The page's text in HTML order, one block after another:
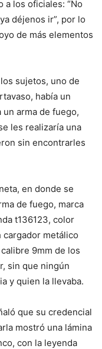
a los oficiales: “No
déjenos ir”, por lo
de más elementos
sujetos, uno de
había un
arma de fuego,
les realizaría una
sin encontrarles
en donde se
de fuego, marca
t136123, color
cargador metálico
9mm de los
sin que ningún
y quien la llevaba.
que su credencial
mostró una lámina
con la leyenda